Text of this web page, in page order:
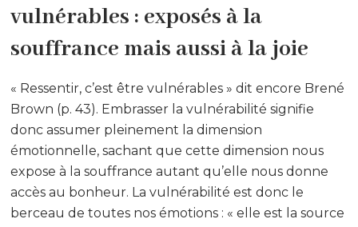
vulnérables : exposés à la
souffrance mais aussi à la joie
« Ressentir, c’est être vulnérables » dit encore Brené
Brown (p. 43). Embrasser la vulnérabilité signifie
donc assumer pleinement la dimension
émotionnelle, sachant que cette dimension nous
expose à la souffrance autant qu’elle nous donne
accès au bonheur. La vulnérabilité est donc le
berceau de toutes nos émotions : « elle est la source